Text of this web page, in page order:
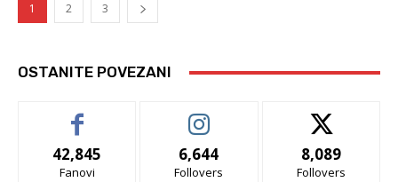
1 2 3
OSTANITE POVEZANI
42,845
Fanovi
6,644
Follovers
8,089
Follovers